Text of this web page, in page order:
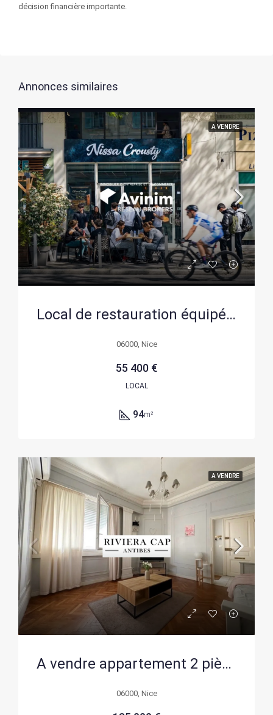
décision financière importante.
Annonces similaires
A VENDRE
Local de restauration équipé à Nice, Avenue Désambrois – Opportunité clé en main
06000, Nice
55 400 €
LOCAL
94m²
A VENDRE
A vendre appartement 2 pièces lumineux avec ascenseur à Nice Cessole
06000, Nice